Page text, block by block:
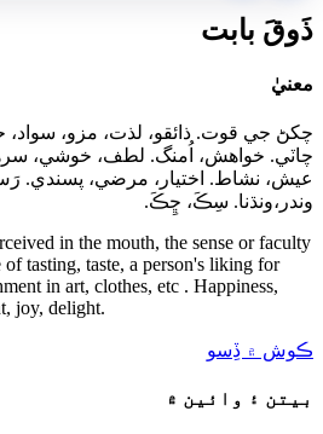
ذَوقَ بابت
معنيٰ
چکڻ جي قوت. ذائقو، لذت، مزو، سواد،
چاٽي. خواهش، اُمنگ. لطف، خوشي،
عيش، نشاط. اختيار، مرضي،
وندر،ونڌنا. سِڪَ، ڇِڪَ.
in the mouth, the sense or faculty
tasting, taste, a person's liking for
in art, clothes, etc . Happiness,
joy, delight.
ڪوش ۾ ڏِسو
بيتن ۽ وائين ۾